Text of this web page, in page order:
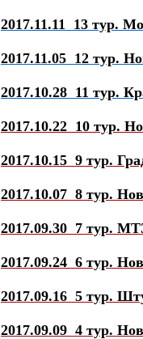
2017.11.11 13 тур.
2017.11.05 12 тур.
2017.10.28 11 тур.
2017.10.22 10 тур.
2017.10.15 9 тур.
2017.10.07 8 тур.
2017.09.30 7 тур.
2017.09.24 6 тур.
2017.09.16 5 тур.
2017.09.09 4 тур.